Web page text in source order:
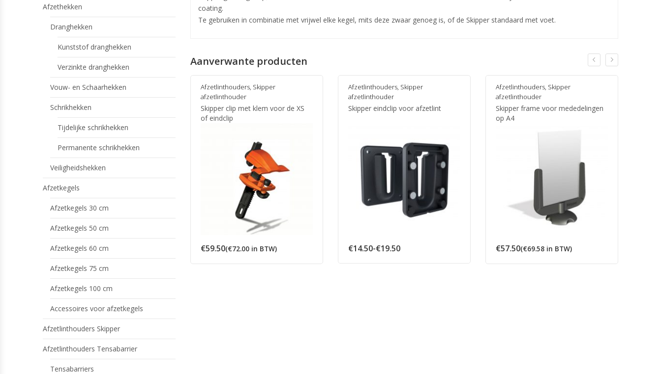
coating.
Te gebruiken in combinatie met vrijwel elke kegel, mits deze zwaar genoeg is, of de Skipper standaard met voet.
Aanverwante producten
Afzetlinthouders, Skipper
afzetlinthouder
Skipper clip met klem voor de XS
of eindclip
€59.50(€72.00 in BTW)
Afzetlinthouders, Skipper
afzetlinthouder
Skipper eindclip voor afzetlint
€14.50-€19.50Prijsklasse:
Afzetlinthouders, Skipper
afzetlinthouder
Skipper frame voor mededelingen
op A4
€57.50(€69.58 in BTW)
Afzethekken
Dranghekken
Kunststof dranghekken
Verzinkte dranghekken
Vouw- en Schaarhekken
Schrikhekken
Tijdelijke schrikhekken
Permanente schrikhekken
Veiligheidshekken
Afzetkegels
Afzetkegels 30 cm
Afzetkegels 50 cm
Afzetkegels 60 cm
Afzetkegels 75 cm
Afzetkegels 100 cm
Accessoires voor afzetkegels
Afzetlinthouders Skipper
Afzetlinthouders Tensabarrier
Tensabarriers